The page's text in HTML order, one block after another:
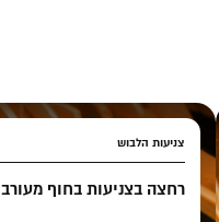
צניעות הלבוש
רחצה בצניעות בחוף מעורב